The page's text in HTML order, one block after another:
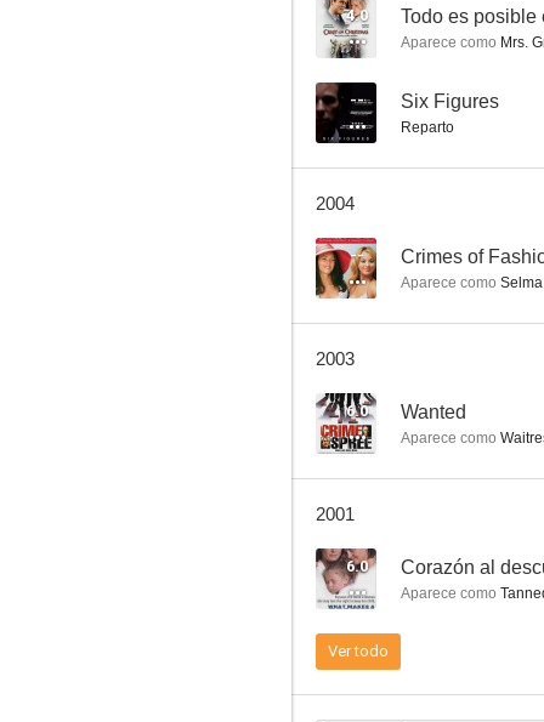
La reina de las nieves
--
--
4.0 Todo es posible
Aparece como Mrs.
-- Six Figures
Reparto
2004
-- Crimes of
Aparece como Selma
2003
6.0 Wanted
Aparece como
2001
6.0 Corazón al
Aparece como
Ver todo